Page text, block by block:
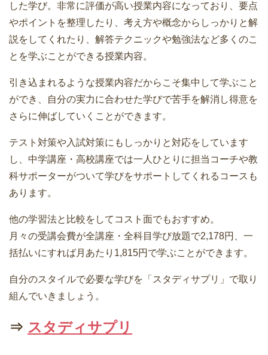
した学び。非常に評価が高い授業内容になっており、要点
やポイントを整理したり、考え方や概念からしっかりと解
説をしてくれたり、解答テクニックや勉強法など多くのこ
とを学ぶことができる授業内容。
引き込まれるような授業内容だからこそ集中して学ぶこと
ができ、自分の実力に合わせた学びで苦手を解消し得意を
さらに伸ばしていくことができます。
テスト対策や入試対策にもしっかりと対応をしています
し、中学講座・高校講座では一人ひとりに担当コーチや教
科サポーターがついて学びをサポートしてくれるコースも
あります。
他の学習法と比較をしてコスト面でもおすすめ。
月々の受講会費が全講座・全科目学び放題で2,178円、一
括払いにすれば月あたり1,815円で学ぶことができます。
自分のスタイルで必要な学びを「スタディサプリ」で取り
組んでいきましょう。
⇒ スタディサプリ